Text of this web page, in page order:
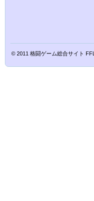
© 2011 格闘ゲーム総合サイト FFL